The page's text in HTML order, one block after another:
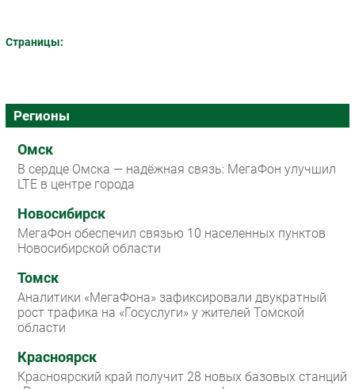
Страницы:
Регионы
Омск
В сердце Омска — надёжная связь: МегаФон улучшил
LTE в центре города
Новосибирск
МегаФон обеспечил связью 10 населенных пунктов
Новосибирской области
Томск
Аналитики «МегаФона» зафиксировали двукратный
рост трафика на «Госуслуги» у жителей Томской
области
Красноярск
Красноярский край получит 28 новых базовых станций